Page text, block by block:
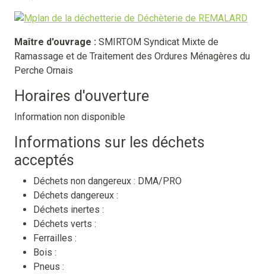
Maître d'ouvrage : SMIRTOM Syndicat Mixte de
Ramassage et de Traitement des Ordures Ménagères du
Perche Ornais
Horaires d'ouverture
Information non disponible
Informations sur les déchets
acceptés
Déchets non dangereux : DMA/PRO
Déchets dangereux :
Déchets inertes :
Déchets verts :
Ferrailles :
Bois :
Pneus :